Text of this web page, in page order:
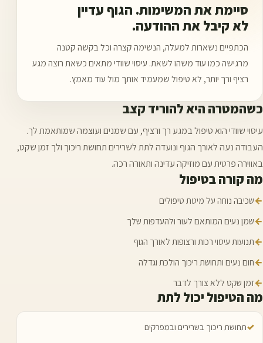
סיימת את המשימות. הגוף עדיין
לא קיבל את ההודעה.
הכתפיים נשארות למעלה, הנשימה קצרה וכל בקשה קטנה
מרגישה כמו עוד משהו לשאת. עיסוי שוודי מתאים כשאת רוצה מגע
רציף ורך יותר, לא טיפול שמעמיד אותך מול עוד מאמץ.
כשהמטרה היא להוריד קצב
עיסוי שוודי הוא טיפול במגע רך ורציף, עם שמנים ועוצמה שמותאמת לך.
העבודה נעה לאורך הגוף ונועדה לתת לשרירים תחושת ריכוך ולך זמן שקט,
באווירה פרטית עם מוזיקה עדינה ותאורה רכה.
מה קורה בטיפול
←שכיבה נוחה על מיטת טיפולים
←שמן נעים המותאם לעור ולהעדפות שלך
←תנועות עיסוי רכות ורצופות לאורך הגוף
←חום נעים ותחושת ריכוך הולכת וגדלה
←זמן שקט ללא צורך לדבר
מה הטיפול יכול לתת
✓תחושת ריכוך בשרירים ובמפרקים